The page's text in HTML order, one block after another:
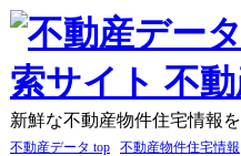
新鮮な不動産物件住宅情報
不動産データ top 不動産物件住宅情報